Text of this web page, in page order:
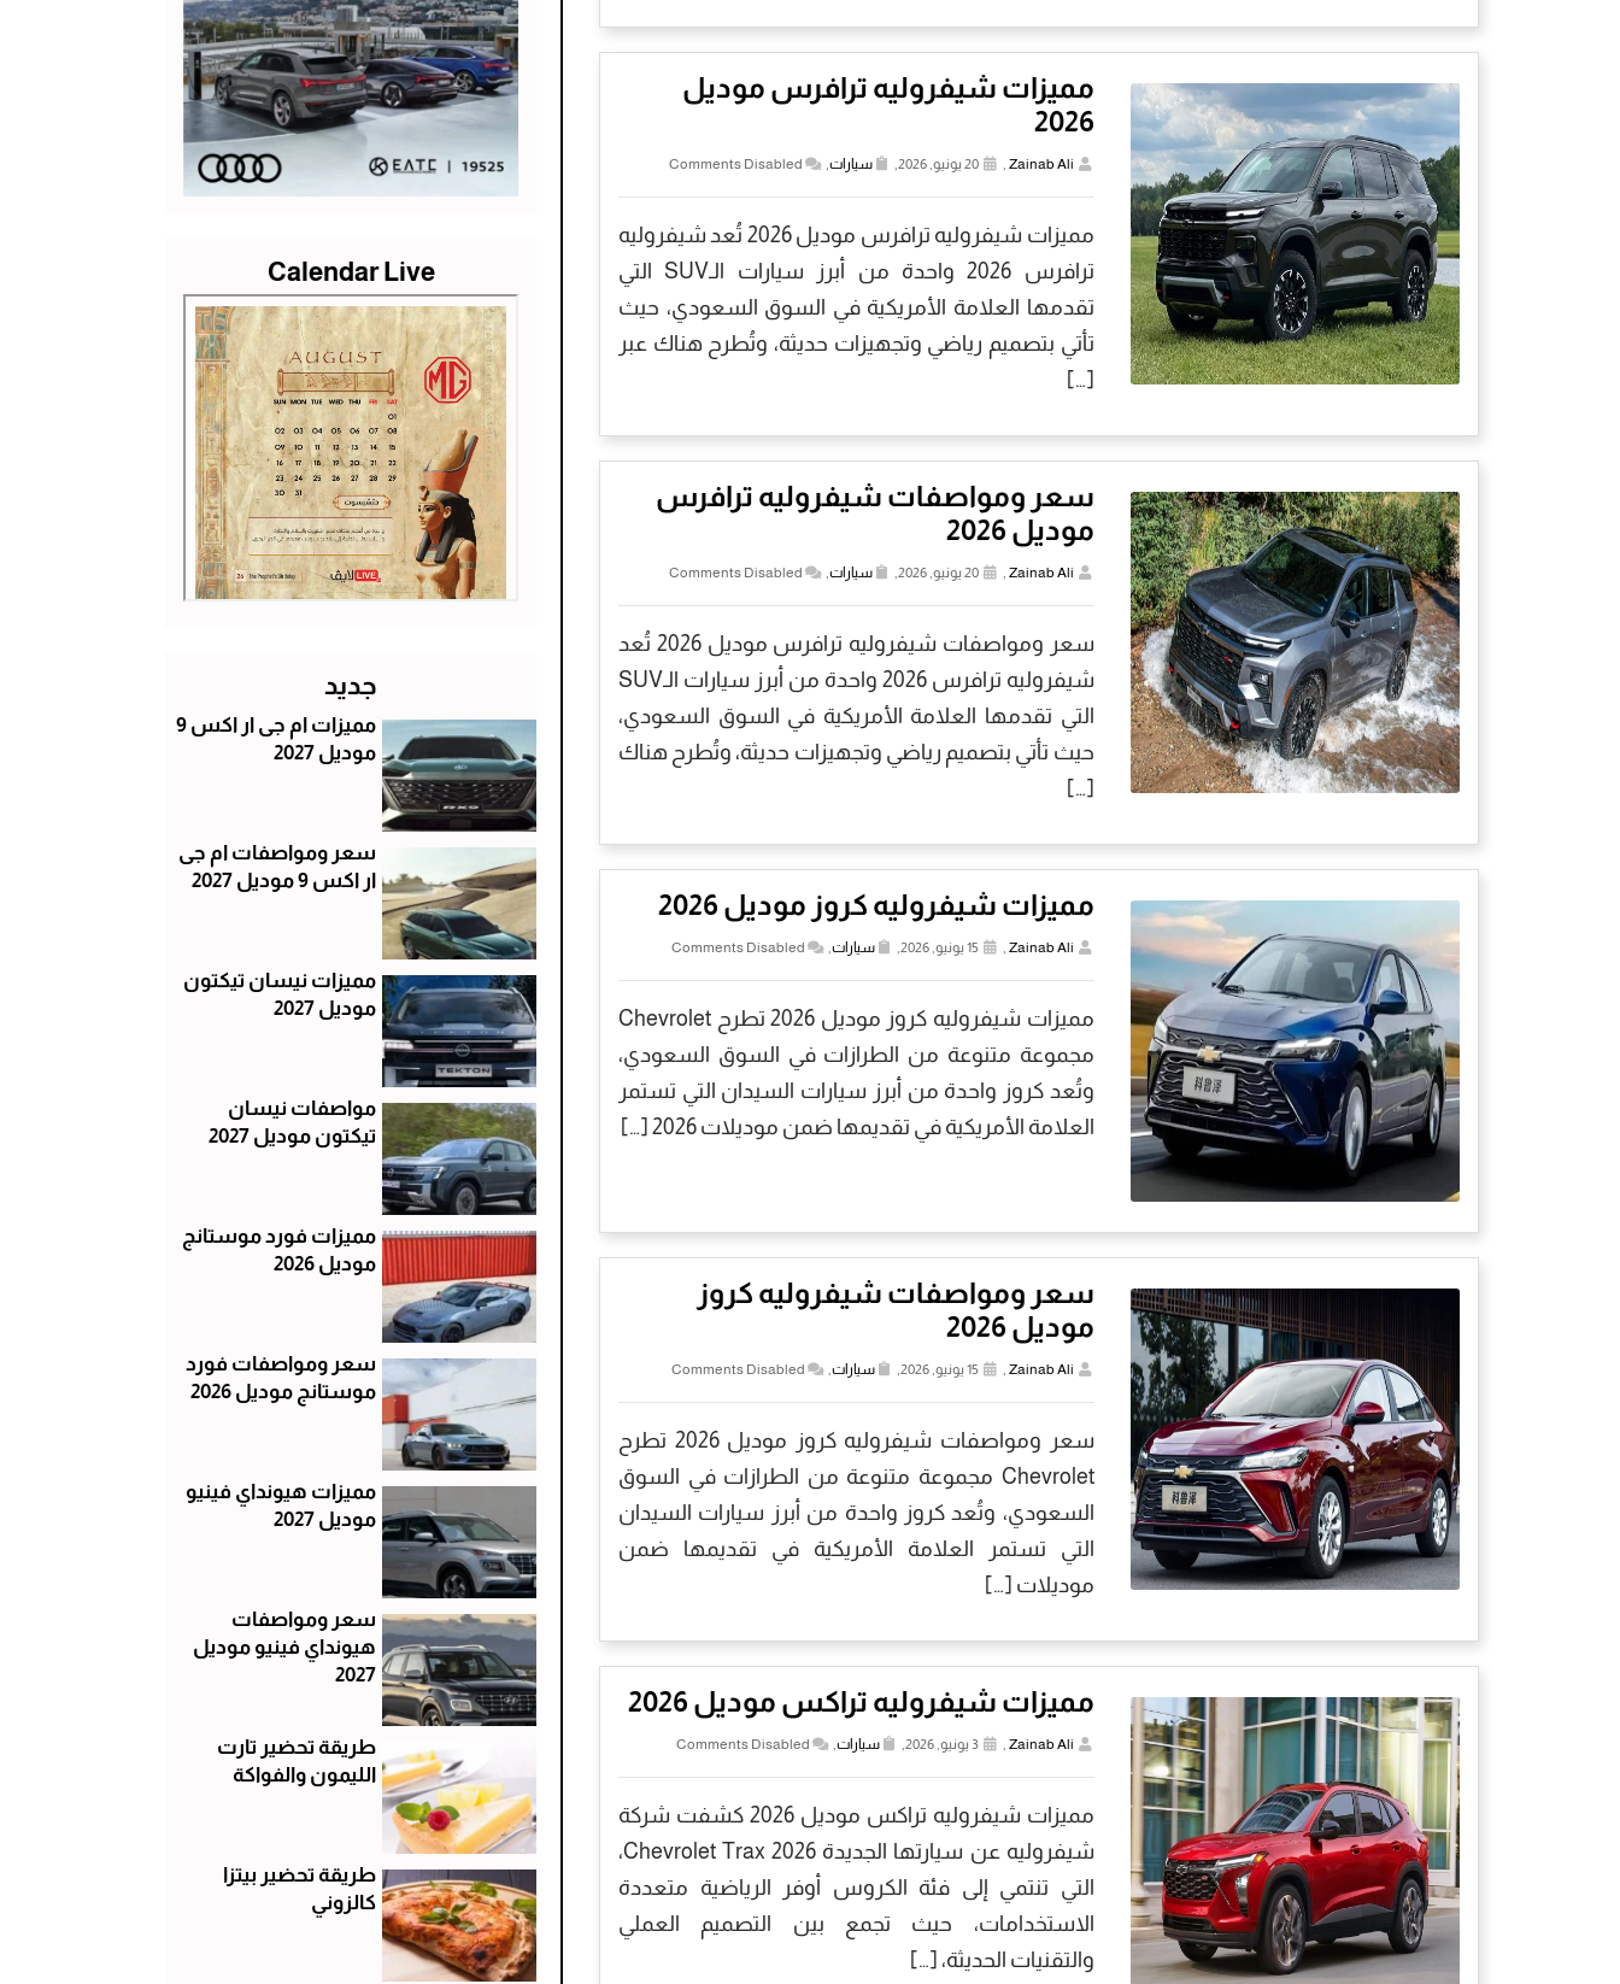
مميزات شيفروليه ترافرس موديل
2026
Zainab Ali
, 20 يونيو, 2026, سيارات,
Comments Disabled
مميزات شيفروليه ترافرس موديل 2026 تُعد شيفروليه
ترافرس 2026 واحدة من أبرز سيارات الـSUV التي
تقدمها العلامة الأمريكية في السوق السعودي، حيث
تأتي بتصميم رياضي وتجهيزات حديثة، وتُطرح هناك عبر
[…]
سعر ومواصفات شيفروليه ترافرس
موديل 2026
Zainab Ali
, 20 يونيو, 2026, سيارات,
Comments Disabled
سعر ومواصفات شيفروليه ترافرس موديل 2026 تُعد
شيفروليه ترافرس 2026 واحدة من أبرز سيارات الـSUV
التي تقدمها العلامة الأمريكية في السوق السعودي،
حيث تأتي بتصميم رياضي وتجهيزات حديثة، وتُطرح هناك
[…]
مميزات شيفروليه كروز موديل 2026
Zainab Ali
, 15 يونيو, 2026, سيارات,
Comments Disabled
مميزات شيفروليه كروز موديل 2026 تطرح Chevrolet
مجموعة متنوعة من الطرازات في السوق السعودي،
وتُعد كروز واحدة من أبرز سيارات السيدان التي تستمر
العلامة الأمريكية في تقديمها ضمن موديلات 2026 […]
سعر ومواصفات شيفروليه كروز
موديل 2026
Zainab Ali
, 15 يونيو, 2026, سيارات,
Comments Disabled
سعر ومواصفات شيفروليه كروز موديل 2026 تطرح
Chevrolet مجموعة متنوعة من الطرازات في السوق
السعودي، وتُعد كروز واحدة من أبرز سيارات السيدان
التي تستمر العلامة الأمريكية في تقديمها ضمن
موديلات […]
مميزات شيفروليه تراكس موديل 2026
Zainab Ali
, 3 يونيو, 2026, سيارات,
Comments Disabled
مميزات شيفروليه تراكس موديل 2026 كشفت شركة
شيفروليه عن سيارتها الجديدة Chevrolet Trax 2026،
التي تنتمي إلى فئة الكروس أوفر الرياضية متعددة
الاستخدامات، حيث تجمع بين التصميم العملي
والتقنيات الحديثة، […]
Calendar Live
جديد
مميزات ام جى ار اكس 9
موديل 2027
سعر ومواصفات ام جى
ار اكس 9 موديل 2027
مميزات نيسان تيكتون
موديل 2027
مواصفات نيسان
تيكتون موديل 2027
مميزات فورد موستانج
موديل 2026
سعر ومواصفات فورد
موستانج موديل 2026
مميزات هيونداي فينيو
موديل 2027
سعر ومواصفات
هيونداي فينيو موديل
2027
طريقة تحضير تارت
الليمون والفواكة
طريقة تحضير بيتزا
كالزوني